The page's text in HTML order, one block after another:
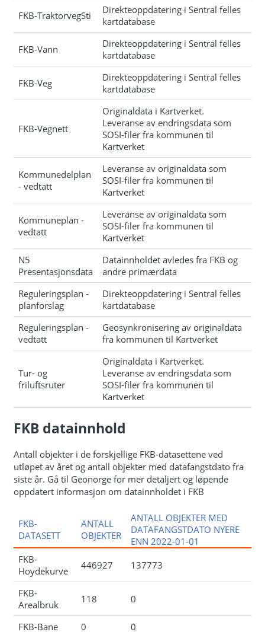
FKB-TraktorvegSti
Direkteoppdatering i Sentral felles
kartdatabase
FKB-Vann
Direkteoppdatering i Sentral felles
kartdatabase
FKB-Veg
Direkteoppdatering i Sentral felles
kartdatabase
FKB-Vegnett
Originaldata i Kartverket.
Leveranse av endringsdata som
SOSI-filer fra kommunen til
Kartverket
Kommunedelplan
- vedtatt
Leveranse av originaldata som
SOSI-filer fra kommunen til
Kartverket
Kommuneplan -
vedtatt
Leveranse av originaldata som
SOSI-filer fra kommunen til
Kartverket
N5
Presentasjonsdata
Datainnholdet avledes fra FKB og
andre primærdata
Reguleringsplan -
planforslag
Direkteoppdatering i Sentral felles
kartdatabase
Reguleringsplan -
vedtatt
Geosynkronisering av originaldata
fra kommunen til Kartverket
Tur- og
friluftsruter
Originaldata i Kartverket.
Leveranse av endringsdata som
SOSI-filer fra kommunen til
Kartverket
FKB datainnhold
Antall objekter i de forskjellige FKB-datasettene ved
utløpet av året og antall objekter med datafangstdato fra
siste år. Gå til Geonorge for mer detaljert og løpende
oppdatert informasjon om datainnholdet i FKB
FKB-
DATASETT
ANTALL
OBJEKTER
ANTALL OBJEKTER MED
DATAFANGSTDATO NYERE
ENN 2022-01-01
FKB-
Hoydekurve
446927 137773
FKB-
Arealbruk
118 0
FKB-Bane 0
0